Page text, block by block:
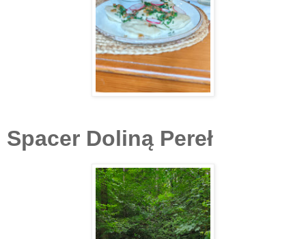
Spacer Doliną Pereł